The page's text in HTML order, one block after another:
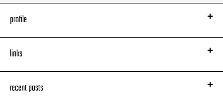
心地がする。
profile
links
recent posts